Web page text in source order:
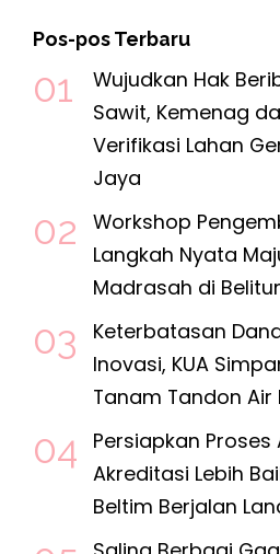
Pos-pos Terbaru
Wujudkan Hak
Sawit, Kemenag
Verifikasi Lahan
Jaya
Workshop
Langkah Nyata
Madrasah di
Keterbatasan
Inovasi, KUA
Tanam Tandon
Persiapkan Proses
Akreditasi Lebih
Beltim Berjalan